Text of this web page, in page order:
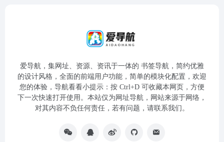
爱导航，集网址、资源、资讯于一体的 书签导航，简约优雅
的设计风格，全面的前端用户功能，简单的模块化配置，欢迎
您的体验，导航看看小提示：按 Ctrl+D 可收藏本网页，方便
下一次快速打开使用。本站仅为网址导航，网站来源于网络，
对其内容不负任何责任，若有问题，请联系我们。